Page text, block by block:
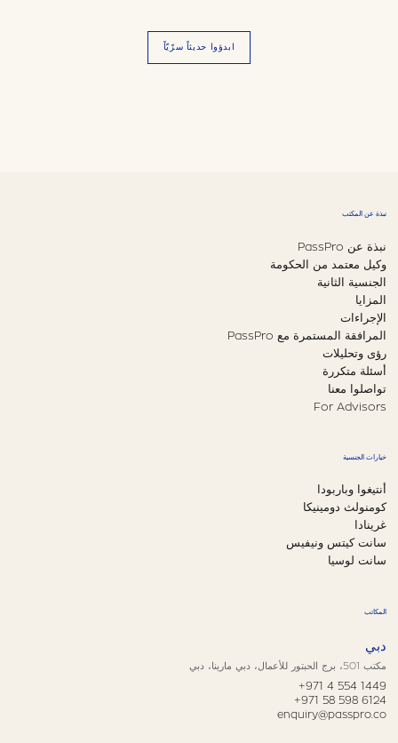
ابدؤوا حديثاً سرّيّاً
نبذة عن المكتب
نبذة عن PassPro
وكيل معتمد من الحكومة
الجنسية الثانية
المزايا
الإجراءات
المرافقة المستمرة مع PassPro
رؤى وتحليلات
أسئلة متكررة
تواصلوا معنا
For Advisors
خيارات الجنسية
أنتيغوا وباربودا
كومنولث دومينيكا
غرينادا
سانت كيتس ونيفيس
سانت لوسيا
المكاتب
دبي
مكتب 501، برج الحبتور للأعمال، دبي مارينا، دبي
+971 4 554 1449
+971 58 598 6124
enquiry@passpro.co